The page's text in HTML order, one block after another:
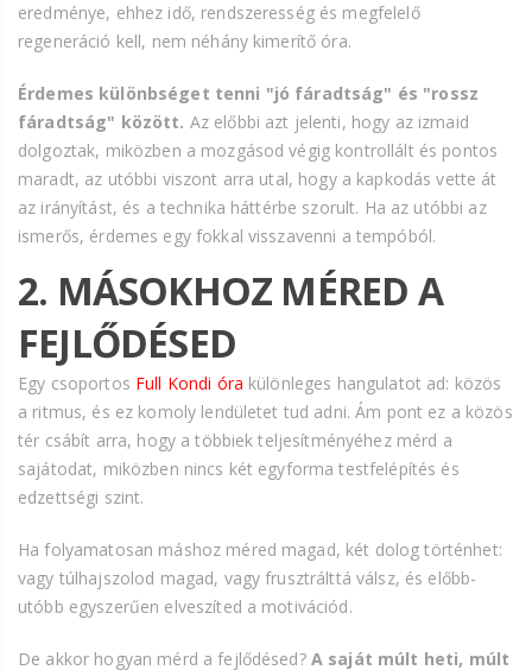
eredménye, ehhez idő, rendszeresség és megfelelő
regeneráció kell, nem néhány kimerítő óra.
Érdemes különbséget tenni "jó fáradtság" és "rossz
fáradtság" között. Az előbbi azt jelenti, hogy az izmaid
dolgoztak, miközben a mozgásod végig kontrollált és pontos
maradt, az utóbbi viszont arra utal, hogy a kapkodás vette át
az irányítást, és a technika háttérbe szorult. Ha az utóbbi az
ismerős, érdemes egy fokkal visszavenni a tempóból.
2. MÁSOKHOZ MÉRED A
FEJLŐDÉSED
Egy csoportos Full Kondi óra különleges hangulatot ad: közös
a ritmus, és ez komoly lendületet tud adni. Ám pont ez a közös
tér csábít arra, hogy a többiek teljesítményéhez mérd a
sajátodat, miközben nincs két egyforma testfelépítés és
edzettségi szint.
Ha folyamatosan máshoz méred magad, két dolog történhet:
vagy túlhajszolod magad, vagy frusztrálttá válsz, és előbb-
utóbb egyszerűen elveszíted a motivációd.
De akkor hogyan mérd a fejlődésed? A saját múlt heti, múlt